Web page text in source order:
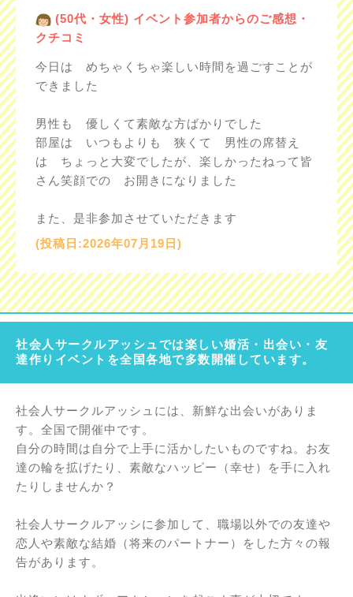
(50代・女性) イベント参加者からのご感想・
クチコミ
今日は めちゃくちゃ楽しい時間を過ごすことが
できました
男性も 優しくて素敵な方ばかりでした
部屋は いつもよりも 狭くて 男性の席替え
は ちょっと大変でしたが、楽しかったねって皆
さん笑顔での お開きになりました
また、是非参加させていただきます
(投稿日:2026年07月19日)
社会人サークルアッシュでは楽しい婚活・出会い・友
達作りイベントを全国各地で多数開催しています。
社会人サークルアッシュには、新鮮な出会いがありま
す。全国で開催中です。
自分の時間は自分で上手に活かしたいものですね。お友
達の輪を拡げたり、素敵なハッピー（幸せ）を手に入れ
たりしませんか？
社会人サークルアッシに参加して、職場以外での友達や
恋人や素敵な結婚（将来のパートナー）をした方々の報
告があります。